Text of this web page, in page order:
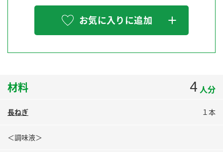
Fibee
スペシャルサイト
お酢を知ろう！
すしラボ
納豆の豆知識
ロングセラー商品 ＋ おすすめレシピ
よくあるご質問 お気に入りに追加
材料 4 人分
長ねぎ １本
＜調味液＞